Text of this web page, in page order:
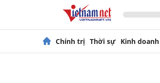
Chính trị Thời sự Kinh doanh